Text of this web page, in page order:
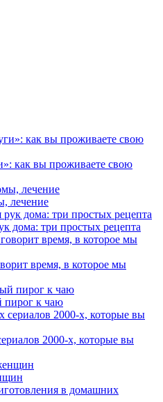
как вы проживаете свою
лечение
дома: три простых рецепта
время, в которое мы
пирог к чаю
2000-х, которые вы